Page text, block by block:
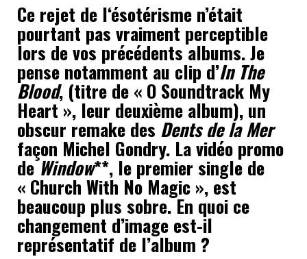
Ce rejet de l‘ésotérisme n’était
pourtant pas vraiment perceptible
lors de vos précédents albums. Je
pense notamment au clip d’In The
Blood, (titre de « O Soundtrack My
Heart », leur deuxième album), un
obscur remake des Dents de la Mer
façon Michel Gondry. La vidéo promo
deWindow**, le premier single de
« Church With No Magic », est
beaucoup plus sobre. En quoi ce
changement d’image est-il
représentatif de l’album ?